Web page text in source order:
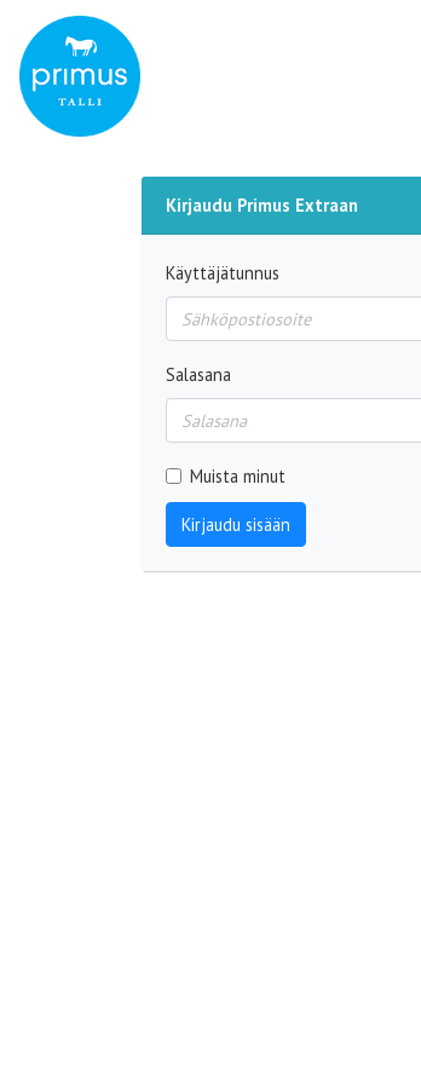
Kirjaudu Primus Extraan
Käyttäjätunnus
Salasana
Muista minut
Kirjaudu sisään